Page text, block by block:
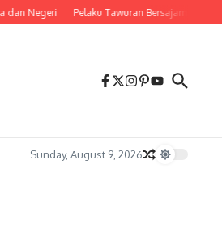
Pelaku Tawuran Bersajam di Mangkang
Sunday, August 9, 2026